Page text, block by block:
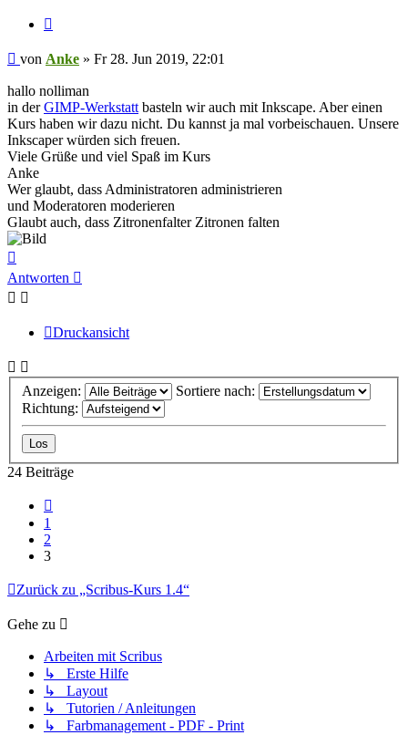
Beitrag
von Anke » Fr 28. Jun 2019, 22:01
hallo nolliman
in derGIMP-Werkstatt basteln wir auch mit Inkscape. Aber einen
Kurs haben wir dazu nicht. Du kannst ja mal vorbeischauen. Unsere
Inkscaper würden sich freuen.
Viele Grüße und viel Spaß im Kurs
Anke
Wer glaubt, dass Administratoren administrieren
und Moderatoren moderieren
Glaubt auch, dass Zitronenfalter Zitronen falten
oben
Antworten
Druckansicht
Anzeigen:
Sortiere nach:
Richtung:
24 Beiträge
1
2
3
Zurück zu „Scribus-Kurs 1.4“
Gehe zu
Arbeiten mit Scribus
↳ Erste Hilfe
↳ Layout
↳ Tutorien / Anleitungen
↳ Farbmanagement - PDF - Print